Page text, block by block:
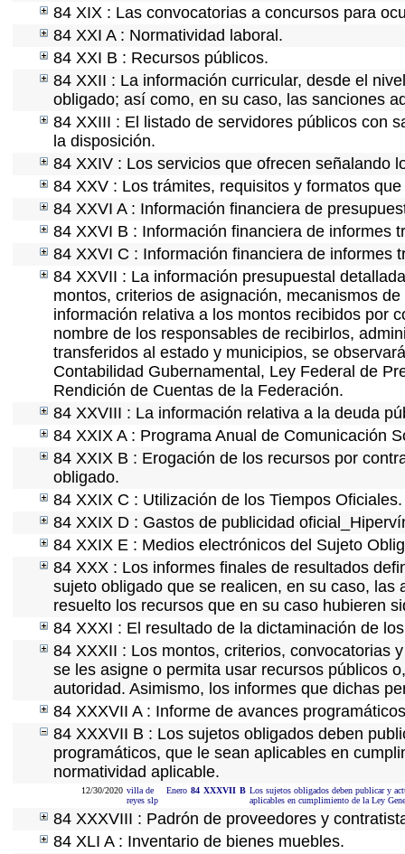
84 XIX : Las convocatorias a concursos para
84 XXI A : Normatividad laboral.
84 XXI B : Recursos públicos.
84 XXII : La información curricular, desde el
obligado; así como, en su caso, las sanciones
84 XXIII : El listado de servidores públicos con
la disposición.
84 XXIV : Los servicios que ofrecen señalando
84 XXV : Los trámites, requisitos y formatos
84 XXVI A : Información financiera de
84 XXVI B : Información financiera de informes
84 XXVI C : Información financiera de informes
84 XXVII : La información presupuestal
montos, criterios de asignación, mecanismos
información relativa a los montos recibidos por
nombre de los responsables de recibirlos,
transferidos al estado y municipios, se
Contabilidad Gubernamental, Ley Federal de
Rendición de Cuentas de la Federación.
84 XXVIII : La información relativa a la deuda
84 XXIX A : Programa Anual de Comunicación
84 XXIX B : Erogación de los recursos por
obligado.
84 XXIX C : Utilización de los Tiempos Oficiales.
84 XXIX D : Gastos de publicidad
84 XXIX E : Medios electrónicos del Sujeto
84 XXX : Los informes finales de resultados
sujeto obligado que se realicen, en su caso,
resuelto los recursos que en su caso hubieren
84 XXXI : El resultado de la dictaminación de
84 XXXII : Los montos, criterios, convocatorias
se les asigne o permita usar recursos públicos
autoridad. Asimismo, los informes que dichas
84 XXXVII A : Informe de avances
84 XXXVII B : Los sujetos obligados deben
programáticos, que le sean aplicables en
normatividad aplicable.
12/30/2020 villa de
reyes slp
Enero 84 XXXVII B Los sujetos obligados deben publicar y
aplicables en cumplimiento de la Ley
84 XXXVIII : Padrón de proveedores y
84 XLI A : Inventario de bienes muebles.